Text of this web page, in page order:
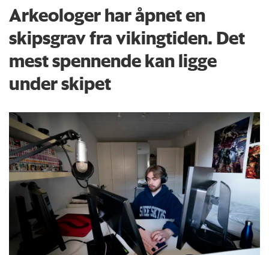
Arkeologer har åpnet en
skipsgrav fra vikingtiden. Det
mest spennende kan ligge
under skipet